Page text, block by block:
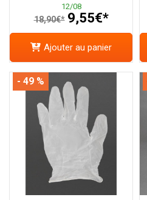
12/08
18,90€* 9,55€*
Ajouter au panier
- 49 %